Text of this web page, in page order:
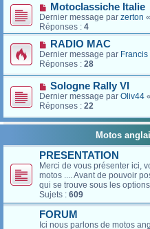
Motoclassiche Italie
Dernier message par zerton «
Réponses : 4
RADIO MAC
Dernier message par Francis
Réponses : 28
Sologne Rally VI
Dernier message par Oliv44 «
Réponses : 22
Motos
PRESENTATION
Merci de vous présenter ici,
motos .... Avant de pouvoir
qui se trouve sous les
Sujets : 609
FORUM
Ici nous parlons de motos